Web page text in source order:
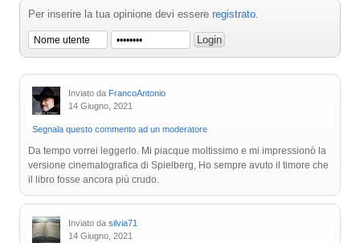
Per inserire la tua opinione devi essere registrato.
Inviato da FrancoAntonio
14 Giugno, 2021
Segnala questo commento ad un moderatore
Da tempo vorrei leggerlo. Mi piacque moltissimo e mi impressionò la
versione cinematografica di Spielberg, Ho sempre avuto il timore che
il libro fosse ancora più crudo.
Inviato da silvia71
14 Giugno, 2021